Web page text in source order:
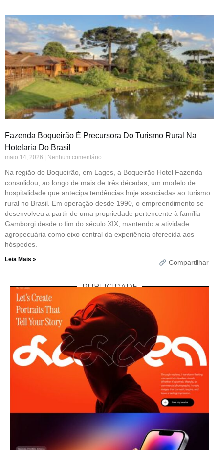
Fazenda Boqueirão É Precursora Do Turismo Rural Na
Hotelaria Do Brasil
maio 14, 2026 Nenhum comentário
Na região do Boqueirão, em Lages, a Boqueirão Hotel Fazenda
consolidou, ao longo de mais de três décadas, um modelo de
hospitalidade que antecipa tendências hoje associadas ao turismo
rural no Brasil. Em operação desde 1990, o empreendimento se
desenvolveu a partir de uma propriedade pertencente à família
Gamborgi desde o fim do século XIX, mantendo a atividade
agropecuária como eixo central da experiência oferecida aos
hóspedes.
Leia Mais » Compartilhar
PUBLICIDADE